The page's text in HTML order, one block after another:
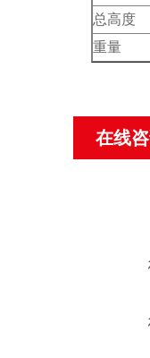
总高度
重量
在线